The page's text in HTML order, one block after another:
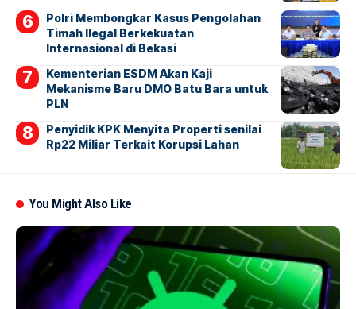
Polri Membongkar Kasus Pengolahan
Timah Ilegal Berkekuatan
Internasional di Bekasi
Kementerian ESDM Akan Kaji
Mekanisme Baru DMO Batu Bara untuk
PLN
Penyidik KPK Menyita Properti senilai
Rp22 Miliar Terkait Korupsi Lahan
You Might Also Like